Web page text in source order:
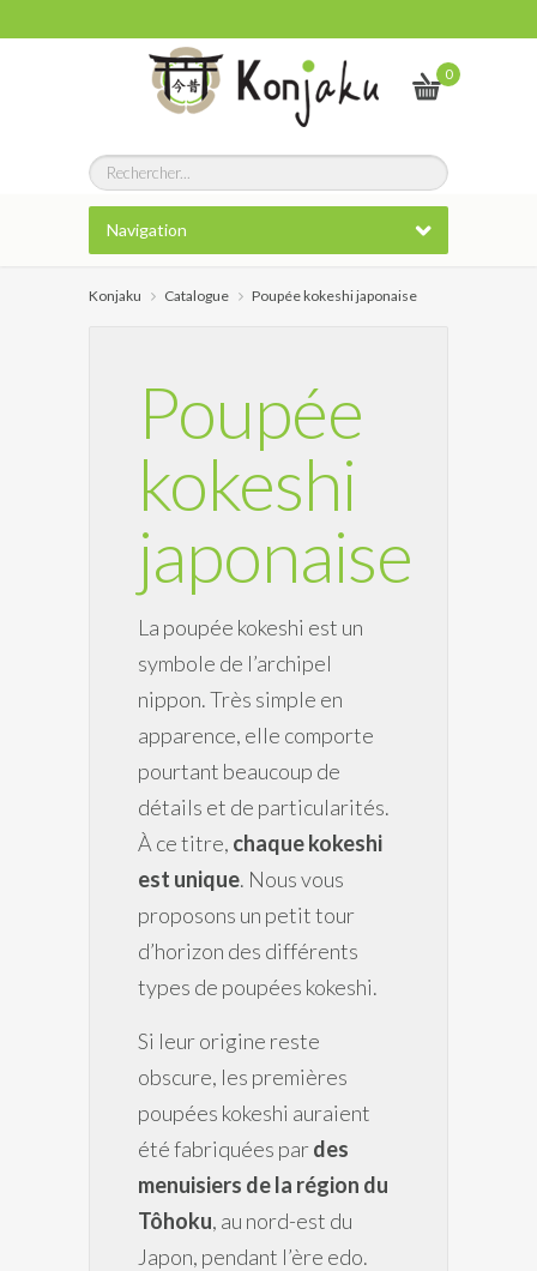
0
Navigation
Konjaku Catalogue Poupée kokeshi japonaise
Poupée
kokeshi
japonaise
La poupée kokeshi est un
symbole de l’archipel
nippon. Très simple en
apparence, elle comporte
pourtant beaucoup de
détails et de particularités.
À ce titre, chaque kokeshi
est unique. Nous vous
proposons un petit tour
d’horizon des différents
types de poupées kokeshi.
Si leur origine reste
obscure, les premières
poupées kokeshi auraient
été fabriquées pardes
menuisiers de la région du
Tôhoku, au nord-est du
Japon, pendant l’ère edo.